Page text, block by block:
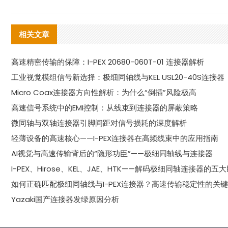
相关文章
高速精密传输的保障：I-PEX 20680-060T-01 连接器解析
工业视觉模组信号新选择：极细同轴线与KEL USL20-40S连接器
Micro Coax连接器方向性解析：为什么“倒插”风险极高
高速信号系统中的EMI控制：从线束到连接器的屏蔽策略
微同轴与双轴连接器引脚间距对信号损耗的深度解析
轻薄设备的高速核心——I-PEX连接器在高频线束中的应用指南
AI视觉与高速传输背后的“隐形功臣”——极细同轴线与连接器
I-PEX、Hirose、KEL、JAE、HTK——解码极细同轴连接器的五
如何正确匹配极细同轴线与I-PEX连接器？高速传输稳定性的关
Yazaki国产连接器发绿原因分析